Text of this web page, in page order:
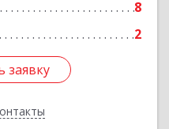
8
2
заявку
заявку